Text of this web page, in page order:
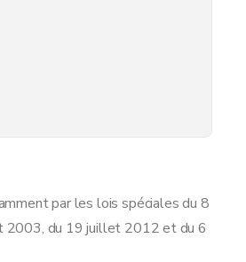
par les lois spéciales du 8
2003, du 19 juillet 2012 et du 6